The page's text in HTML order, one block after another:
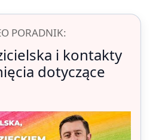
PORADNIK:
i kontakty
dotyczące